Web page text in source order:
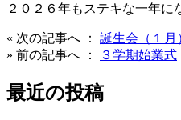
２０２６年もステキな一年に
« 次の記事へ ： 誕生会（１月
» 前の記事へ ：
３学期始業式
最近の投稿